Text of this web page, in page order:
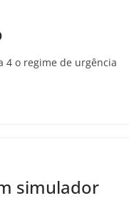
4 o regime de urgência
simulador